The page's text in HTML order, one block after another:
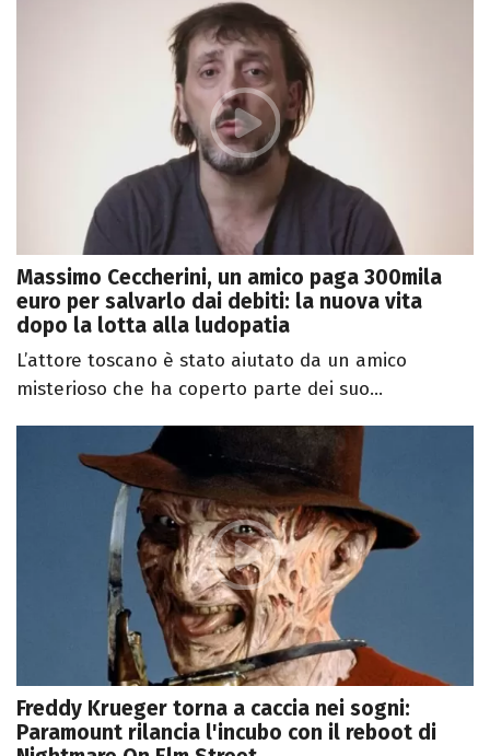
Massimo Ceccherini, un amico paga 300mila
euro per salvarlo dai debiti: la nuova vita
dopo la lotta alla ludopatia
L’attore toscano è stato aiutato da un amico
misterioso che ha coperto parte dei suo...
Freddy Krueger torna a caccia nei sogni:
Paramount rilancia l'incubo con il reboot di